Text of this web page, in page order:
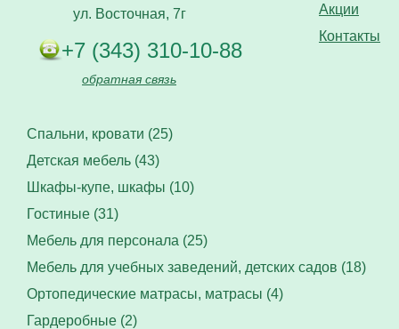
Акции
Контакты
ул. Восточная, 7г
+7 (343) 310-10-88
обратная связь
Спальни, кровати (25)
Детская мебель (43)
Шкафы-купе, шкафы (10)
Гостиные (31)
Мебель для персонала (25)
Мебель для учебных заведений, детских садов (18)
Ортопедические матрасы, матрасы (4)
Гардеробные (2)